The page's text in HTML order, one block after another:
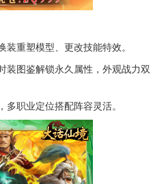
重塑模型、更改技能特效。
装图鉴解锁永久属性，外观战力双
职业定位搭配阵容灵活。